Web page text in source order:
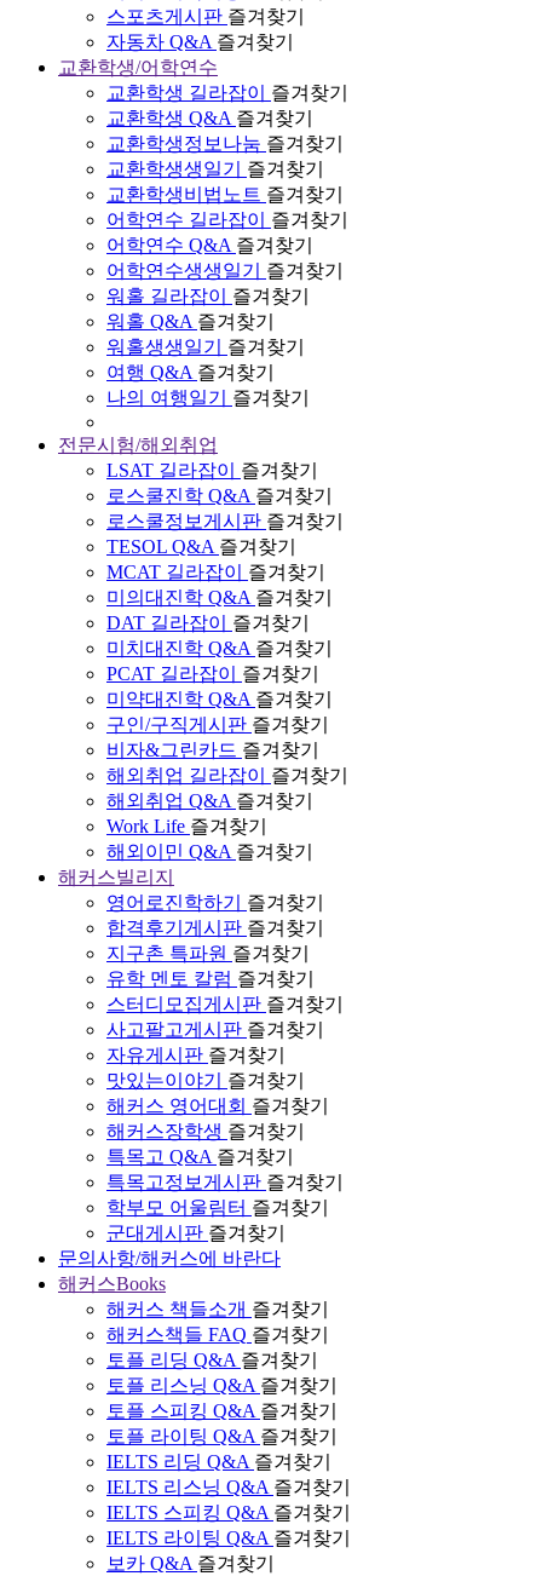
스포츠게시판 즐겨찾기
자동차 Q&A 즐겨찾기
교환학생/어학연수
교환학생 길라잡이
즐겨찾기
교환학생 Q&A 즐겨찾기
교환학생정보나눔 즐겨찾기
교환학생생일기
즐겨찾기
교환학생비법노트 즐겨찾기
어학연수 길라잡이
즐겨찾기
어학연수 Q&A 즐겨찾기
어학연수생생일기
즐겨찾기
워홀 길라잡이
즐겨찾기
워홀 Q&A 즐겨찾기
워홀생생일기
즐겨찾기
여행 Q&A 즐겨찾기
나의 여행일기
즐겨찾기
전문시험/해외취업
LSAT 길라잡이
즐겨찾기
로스쿨진학 Q&A 즐겨찾기
로스쿨정보게시판 즐겨찾기
TESOL Q&A 즐겨찾기
MCAT 길라잡이
즐겨찾기
미의대진학 Q&A 즐겨찾기
DAT 길라잡이
즐겨찾기
미치대진학 Q&A 즐겨찾기
PCAT 길라잡이
즐겨찾기
미약대진학 Q&A 즐겨찾기
구인/구직게시판 즐겨찾기
비자&그린카드 즐겨찾기
해외취업 길라잡이
즐겨찾기
해외취업 Q&A 즐겨찾기
Work Life 즐겨찾기
해외이민 Q&A 즐겨찾기
해커스빌리지
영어로진학하기
즐겨찾기
합격후기게시판 즐겨찾기
지구촌 특파원 즐겨찾기
유학 멘토 칼럼 즐겨찾기
스터디모집게시판 즐겨찾기
사고팔고게시판 즐겨찾기
자유게시판 즐겨찾기
맛있는이야기
즐겨찾기
해커스 영어대회 즐겨찾기
해커스장학생 즐겨찾기
특목고 Q&A 즐겨찾기
특목고정보게시판 즐겨찾기
학부모 어울림터 즐겨찾기
군대게시판 즐겨찾기
문의사항/해커스에 바란다
해커스Books
해커스 책들소개 즐겨찾기
해커스책들 FAQ 즐겨찾기
토플 리딩 Q&A 즐겨찾기
토플 리스닝 Q&A 즐겨찾기
토플 스피킹 Q&A 즐겨찾기
토플 라이팅 Q&A 즐겨찾기
IELTS 리딩 Q&A 즐겨찾기
IELTS 리스닝 Q&A 즐겨찾기
IELTS 스피킹 Q&A 즐겨찾기
IELTS 라이팅 Q&A 즐겨찾기
보카 Q&A 즐겨찾기